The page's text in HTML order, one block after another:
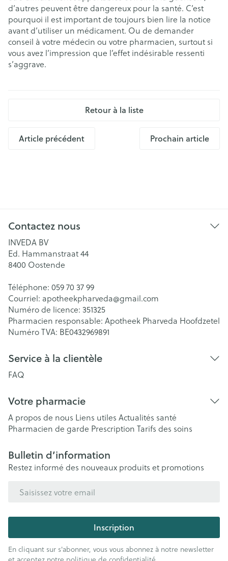
d’autres peuvent être dangereux pour la santé. C’est
pourquoi il est important de toujours bien lire la notice
avant d’utiliser un médicament. Ou de demander
conseil à votre médecin ou votre pharmacien, surtout si
vous avez l’impression que l’effet indésirable ressenti
s’aggrave.
Retour à la liste
Article précédent Prochain article
Contactez nous
INVEDA BV
Ed. Hammanstraat 44
8400 Oostende
Téléphone: 059 70 37 99
Courriel: apotheekpharveda@gmail.com
Numéro de licence: 351325
Pharmacien responsable: Apotheek Pharveda Hoofdzetel
Numéro TVA: BE0432969891
Service à la clientèle
FAQ
Votre pharmacie
A propos de nous Liens utiles Actualités santé
Pharmacien de garde Prescription Tarifs des soins
Bulletin d’information
Restez informé des nouveaux produits et promotions
Inscription
En cliquant sur s'abonner, vous vous abonnez à notre newsletter